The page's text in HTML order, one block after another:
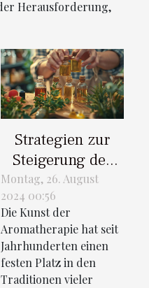
Herausforderung,
Strategien zur
Steigerung des
Wohlbefindens
durch
Aromatherapie
Montag, 26. August
2024 00:56
Die Kunst der
Aromatherapie hat seit
Jahrhunderten einen
festen Platz in den
Traditionen vieler